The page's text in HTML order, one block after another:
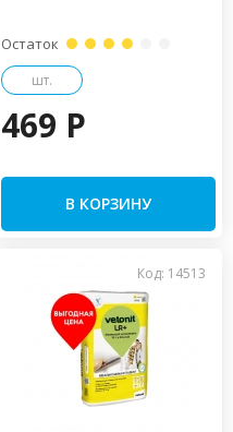
Остаток
шт.
469 P
В КОРЗИНУ
Код: 14513